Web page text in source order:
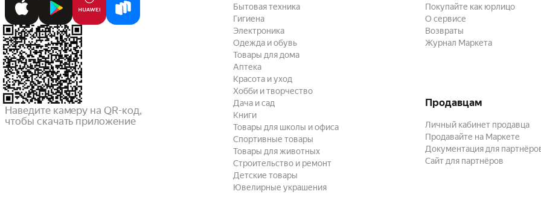
Наведите камеру на QR-код,
чтобы скачать приложение
Бытовая техника
Гигиена
Электроника
Одежда и обувь
Товары для дома
Аптека
Красота и уход
Хобби и творчество
Дача и сад
Книги
Товары для школы и офиса
Спортивные товары
Товары для животных
Строительство и ремонт
Детские товары
Ювелирные украшения
Покупайте как юрлицо
О сервисе
Возвраты
Журнал Маркета
Продавцам
Личный кабинет продавца
Продавайте на Маркете
Документация для
Сайт для партнёров